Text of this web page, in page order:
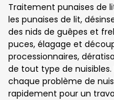
Traitement punaises de
les punaises de lit,
des nids de guêpes et
puces, élagage et
processionnaires,
de tout type de
chaque problème de
rapidement pour un